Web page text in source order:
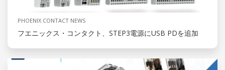
PHOENIX CONTACT NEWS
フエニックス・コンタクト、STEP3電源にUSB PDを追加